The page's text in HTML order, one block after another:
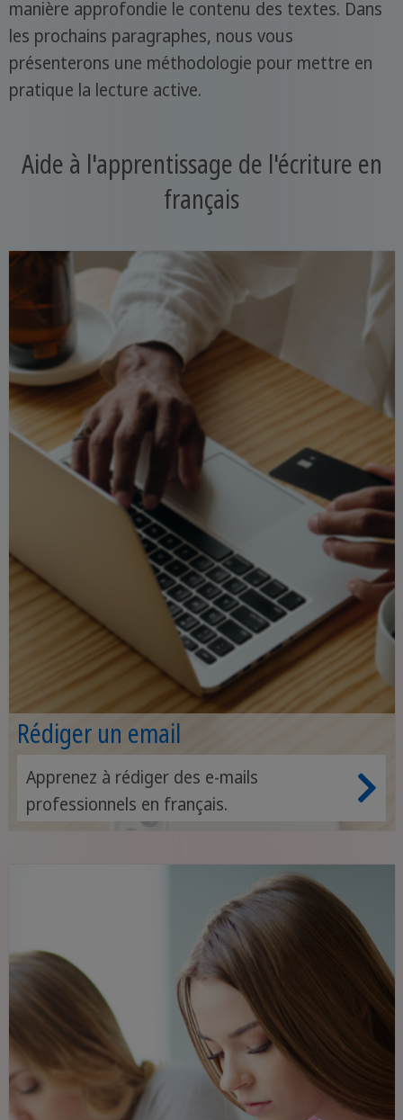
manière approfondie le contenu des textes. Dans
les prochains paragraphes, nous vous
présenterons une méthodologie pour mettre en
pratique la lecture active.
Aide à l'apprentissage de l'écriture en
français
Rédiger un email
Apprenez à rédiger des e-mails
professionnels en français.